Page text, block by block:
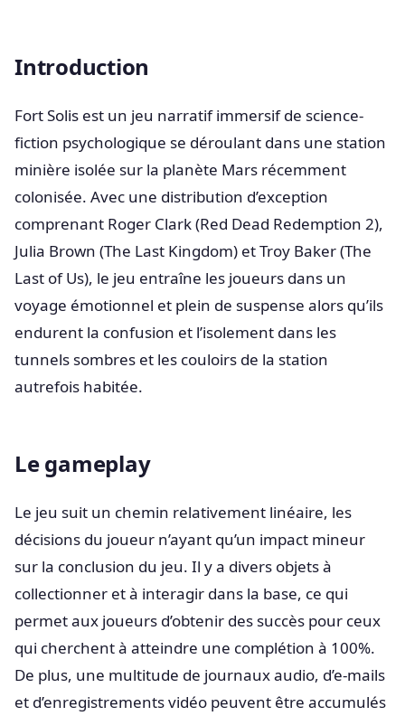
Introduction
Fort Solis est un jeu narratif immersif de science-
fiction psychologique se déroulant dans une station
minière isolée sur la planète Mars récemment
colonisée. Avec une distribution d’exception
comprenant Roger Clark (Red Dead Redemption 2),
Julia Brown (The Last Kingdom) et Troy Baker (The
Last of Us), le jeu entraîne les joueurs dans un
voyage émotionnel et plein de suspense alors qu’ils
endurent la confusion et l’isolement dans les
tunnels sombres et les couloirs de la station
autrefois habitée.
Le gameplay
Le jeu suit un chemin relativement linéaire, les
décisions du joueur n’ayant qu’un impact mineur
sur la conclusion du jeu. Il y a divers objets à
collectionner et à interagir dans la base, ce qui
permet aux joueurs d’obtenir des succès pour ceux
qui cherchent à atteindre une complétion à 100%.
De plus, une multitude de journaux audio, d’e-mails
et d’enregistrements vidéo peuvent être accumulés